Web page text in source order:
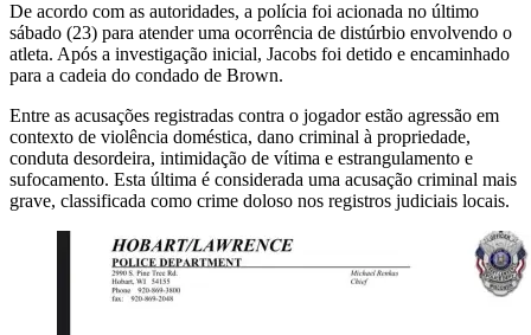
De acordo com as autoridades, a polícia foi acionada no último
sábado (23) para atender uma ocorrência de distúrbio envolvendo o
atleta. Após a investigação inicial, Jacobs foi detido e encaminhado
para a cadeia do condado de Brown.
Entre as acusações registradas contra o jogador estão agressão em
contexto de violência doméstica, dano criminal à propriedade,
conduta desordeira, intimidação de vítima e estrangulamento e
sufocamento. Esta última é considerada uma acusação criminal mais
grave, classificada como crime doloso nos registros judiciais locais.